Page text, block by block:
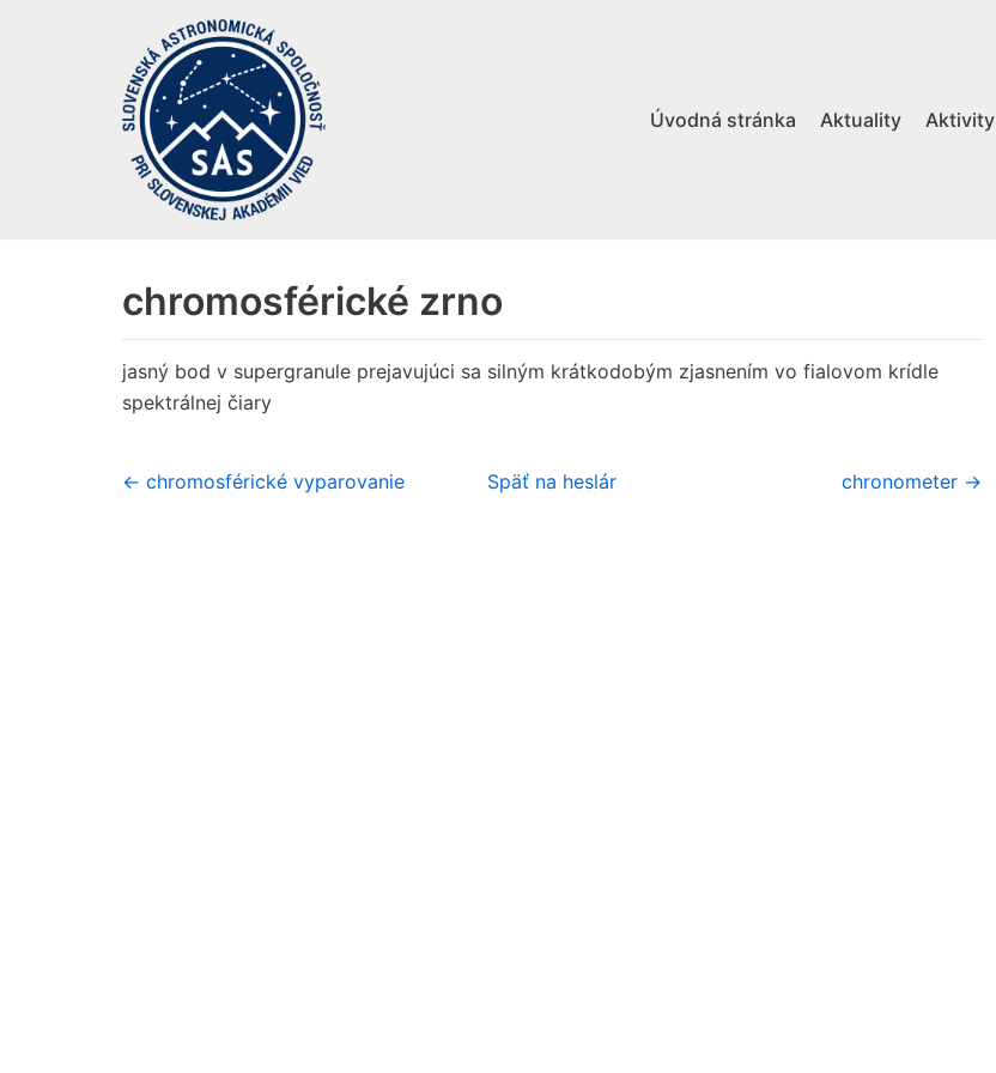
Úvodná stránka Aktuality Aktivity
chromosférické zrno
jasný bod v supergranule prejavujúci sa silným krátkodobým zjasnením vo fialovom krídle
spektrálnej čiary
← chromosférické vyparovanie Späť na heslár chronometer →